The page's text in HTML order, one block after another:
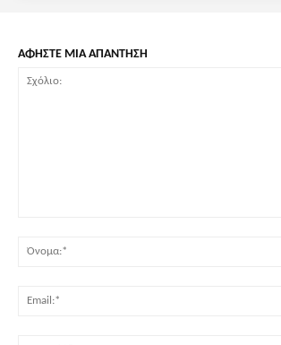
ΑΦΗΣΤΕ ΜΙΑ ΑΠΑΝΤΗΣΗ